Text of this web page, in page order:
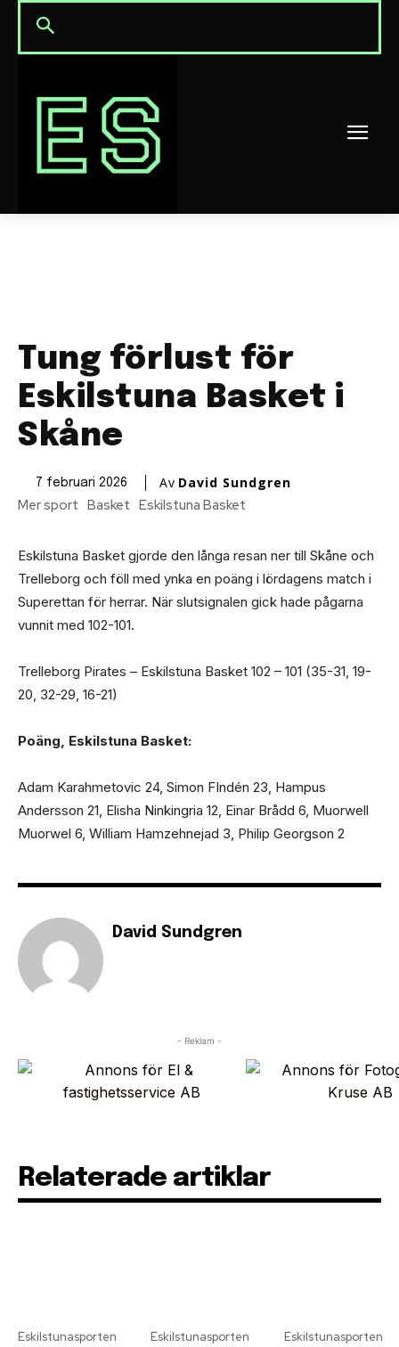
Tung förlust för
Eskilstuna Basket i
Skåne
7 februari 2026 Av David Sundgren
Mer sport Basket Eskilstuna Basket
Eskilstuna Basket gjorde den långa resan ner till Skåne och
Trelleborg och föll med ynka en poäng i lördagens match i
Superettan för herrar. När slutsignalen gick hade pågarna
vunnit med 102-101.
Trelleborg Pirates – Eskilstuna Basket 102 – 101 (35-31, 19-
20, 32-29, 16-21)
Poäng, Eskilstuna Basket:
Adam Karahmetovic 24, Simon FIndén 23, Hampus
Andersson 21, Elisha Ninkingria 12, Einar Brådd 6, Muorwell
Muorwel 6, William Hamzehnejad 3, Philip Georgson 2
David Sundgren
- Reklam -
Relaterade artiklar
Eskilstunasporten Eskilstunasporten Eskilstunasporten